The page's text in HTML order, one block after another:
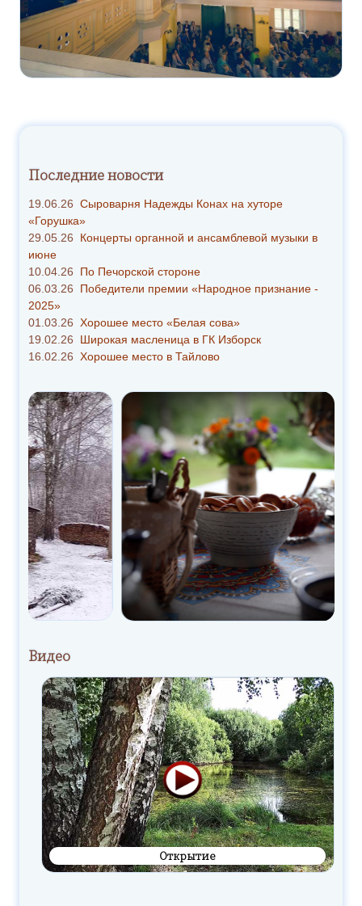
Последние новости
19.06.26 Сыроварня Надежды Конах на хуторе
«Горушка»
29.05.26 Концерты органной и ансамблевой музыки в
июне
10.04.26 По Печорской стороне
06.03.26 Победители премии «Народное признание -
2025»
01.03.26 Хорошее место «Белая сова»
19.02.26 Широкая масленица в ГК Изборск
16.02.26 Хорошее место в Тайлово
Видео
Открытие